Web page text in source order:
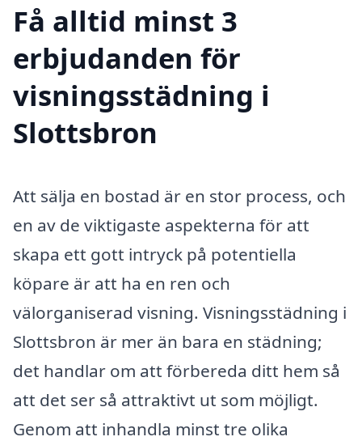
Få alltid minst 3
erbjudanden för
visningsstädning i
Slottsbron
Att sälja en bostad är en stor process, och
en av de viktigaste aspekterna för att
skapa ett gott intryck på potentiella
köpare är att ha en ren och
välorganiserad visning. Visningsstädning i
Slottsbron är mer än bara en städning;
det handlar om att förbereda ditt hem så
att det ser så attraktivt ut som möjligt.
Genom att inhandla minst tre olika